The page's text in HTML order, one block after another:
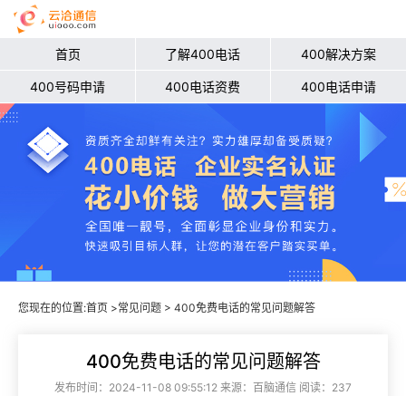
首页 了解400电话 400解决方案
400号码申请 400电话资费 400电话申请
您现在的位置:首页 >常见问题 > 400免费电话的常见问题解答
400免费电话的常见问题解答
发布时间：2024-11-08 09:55:12 来源：百脑通信 阅读：237